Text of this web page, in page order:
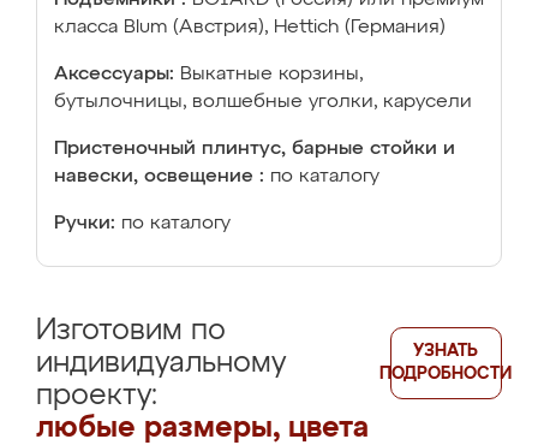
класса Blum (Австрия), Hettich (Германия)
Аксессуары: Выкатные корзины,
бутылочницы, волшебные уголки, карусели
Пристеночный плинтус, барные стойки и
навески, освещение : по каталогу
Ручки: по каталогу
Изготовим по
индивидуальному
проекту:
любые размеры, цвета
УЗНАТЬ
ПОДРОБНОСТИ